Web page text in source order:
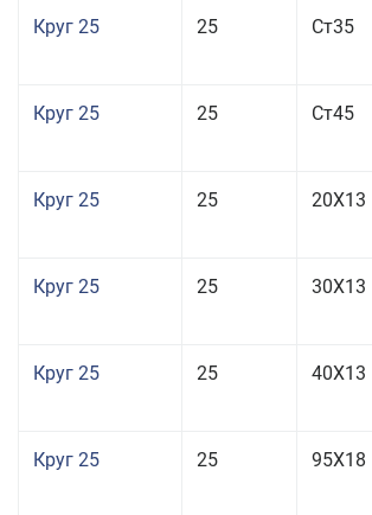
Круг 25 25 Ст35
Круг 25 25 Ст45
Круг 25 25 20Х13
Круг 25 25 30Х13
Круг 25 25 40Х13
Круг 25 25 95Х18